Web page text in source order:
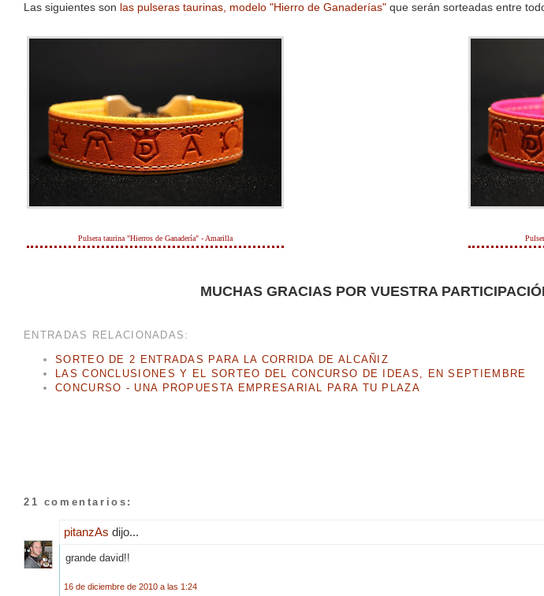
Las siguientes son las pulseras taurinas, modelo "Hierro de Ganaderías" que serán sorteadas entre
Pulsera taurina "Hierros de Ganadería" - Amarilla
MUCHAS GRACIAS POR VUESTRA
ENTRADAS RELACIONADAS:
SORTEO DE 2 ENTRADAS PARA LA CORRIDA DE ALCAÑIZ
LAS CONCLUSIONES Y EL SORTEO DEL CONCURSO DE IDEAS, EN SEPTIEMBRE
CONCURSO - UNA PROPUESTA EMPRESARIAL PARA TU PLAZA
21 comentarios:
pitanzAs dijo...
grande david!!
16 de diciembre de 2010 a las 1:24